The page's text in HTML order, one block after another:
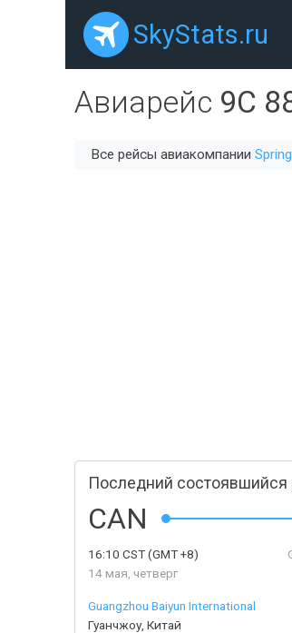
SkyStats.ru
Авиарейс 9C
Все рейсы авиакомпании
Последний состоявшийся
CAN
16:10 CST(GMT +8)
14 мая, четверг
Guangzhou Baiyun International
Гуанчжоу, Китай